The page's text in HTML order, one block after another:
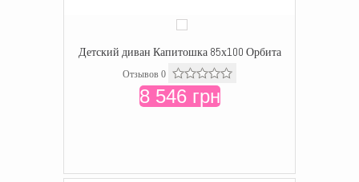
Детский диван Капитошка 85х100 Орбита
Отзывов 0
8 546 грн